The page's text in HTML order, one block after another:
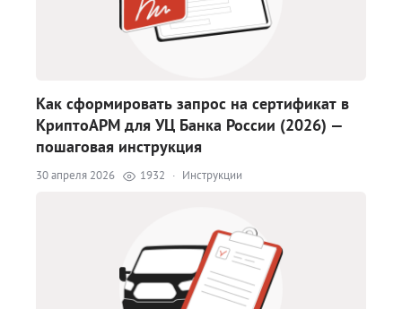
Как сформировать запрос на сертификат в
КриптоАРМ для УЦ Банка России (2026) —
пошаговая инструкция
30 апреля 2026 1932 · Инструкции